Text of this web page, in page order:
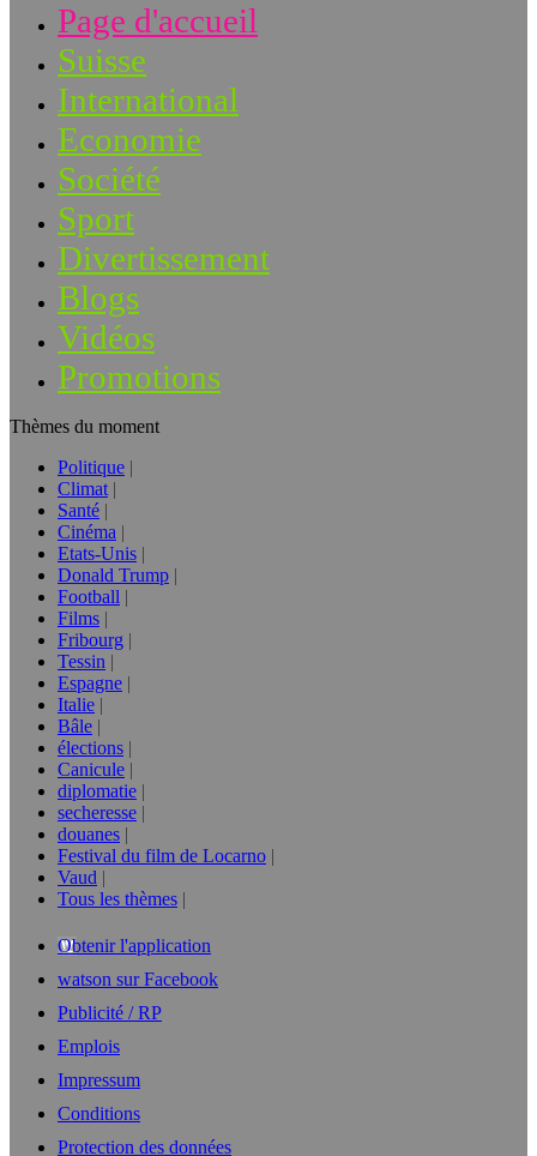
Page d'accueil
Suisse
International
Economie
Société
Sport
Divertissement
Blogs
Vidéos
Promotions
Thèmes du moment
Politique
Climat
Santé
Cinéma
Etats-Unis
Donald Trump
Football
Films
Fribourg
Tessin
Espagne
Italie
Bâle
élections
Canicule
diplomatie
secheresse
douanes
Festival du film de Locarno
Vaud
Tous les thèmes
Obtenir l'application
watson sur Facebook
Publicité / RP
Emplois
Impressum
Conditions
Protection des données